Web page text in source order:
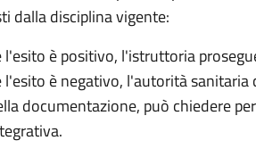
dalla disciplina vigente:
l'esito è positivo, l'istruttoria
l'esito è negativo, l'autorità sanitaria
documentazione, può chiedere